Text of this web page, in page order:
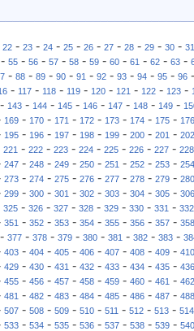
22- 23- 24- 25- 26- 27- 28- 29- 30- 31
55- 56- 57- 58- 59- 60- 61- 62- 63-
- 88 - 89 - 90 - 91 - 92 - 93 - 94 - 95 - 96 -
- 117 - 118 - 119 - 120 - 121 - 122 - 123 -
- 143 - 144 - 145 - 146 - 147 - 148 - 149 -
169- 170- 171- 172- 173- 174- 175- 176
195- 196- 197- 198- 199- 200- 201- 202
221 - 222 - 223 - 224 - 225 - 226 - 227 - 228
247- 248- 249- 250- 251- 252- 253- 254
273- 274- 275- 276- 277- 278- 279- 280
299- 300- 301- 302- 303- 304- 305- 306
325 - 326 - 327 - 328 - 329 - 330 - 331 - 332
351- 352- 353- 354- 355- 356- 357- 358
- 377 - 378 - 379 - 380 - 381 - 382 - 383 -
403 - 404 - 405 - 406 - 407 - 408 - 409 - 410
429- 430- 431- 432- 433- 434- 435- 436
455- 456- 457- 458- 459- 460- 461- 462
481- 482- 483- 484- 485- 486- 487- 488
507 - 508 - 509 - 510 - 511 - 512 - 513 - 514
533- 534- 535- 536- 537- 538- 539- 540